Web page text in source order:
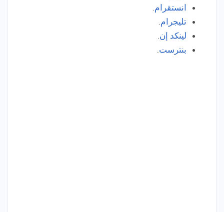
انستقرام.
تليجرام.
لينكد إن.
بنترست.